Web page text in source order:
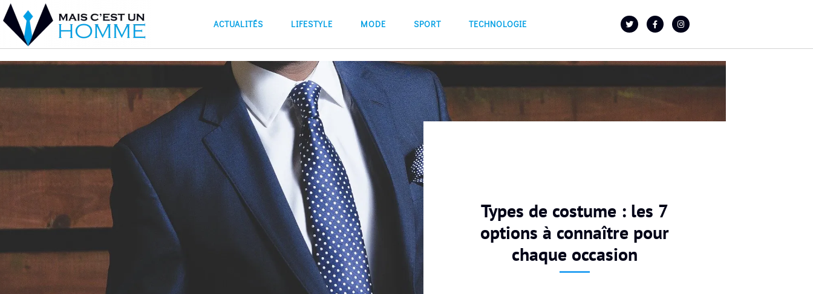
ACTUALITÉS LIFESTYLE MODE SPORT TECHNOLOGIE
Types de costume : les 7
options à connaître pour
chaque occasion